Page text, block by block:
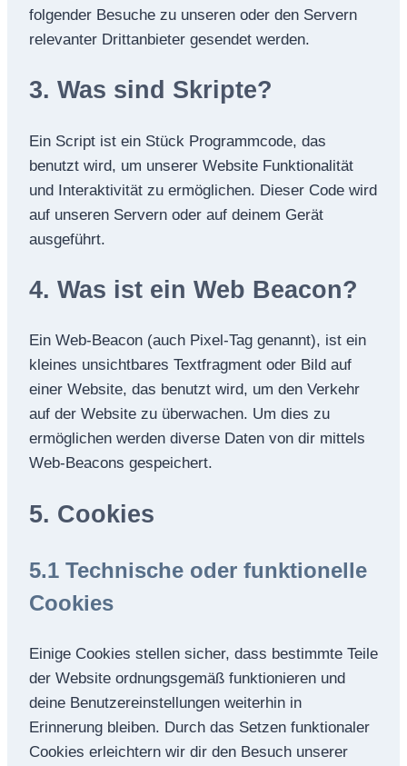
folgender Besuche zu unseren oder den Servern
relevanter Drittanbieter gesendet werden.
3. Was sind Skripte?
Ein Script ist ein Stück Programmcode, das
benutzt wird, um unserer Website Funktionalität
und Interaktivität zu ermöglichen. Dieser Code wird
auf unseren Servern oder auf deinem Gerät
ausgeführt.
4. Was ist ein Web Beacon?
Ein Web-Beacon (auch Pixel-Tag genannt), ist ein
kleines unsichtbares Textfragment oder Bild auf
einer Website, das benutzt wird, um den Verkehr
auf der Website zu überwachen. Um dies zu
ermöglichen werden diverse Daten von dir mittels
Web-Beacons gespeichert.
5. Cookies
5.1 Technische oder funktionelle
Cookies
Einige Cookies stellen sicher, dass bestimmte Teile
der Website ordnungsgemäß funktionieren und
deine Benutzereinstellungen weiterhin in
Erinnerung bleiben. Durch das Setzen funktionaler
Cookies erleichtern wir dir den Besuch unserer